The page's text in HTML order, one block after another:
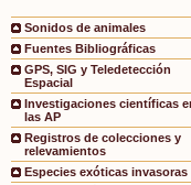
Sonidos de animales
Fuentes Bibliográficas
GPS, SIG y Teledetección
Espacial
Investigaciones científicas
las AP
Registros de colecciones y
relevamientos
Especies exóticas invasoras